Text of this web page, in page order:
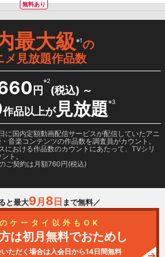
無料あり
最大級※1の
メ見放題作品数
円
※2
(税込) ～
作品以上が見放題※3
に国内定額動画配信サービスが配信していたアニ
音楽コンテンツの作品数を調査員がカウント。
における作品数のカウントにあたって、TVシリ
ト。
ご契約は月額760円(税込)
と最大9月 8日 まで無料／
ケータイ以外もOK
は初月無料でおためし
ただく場合は入会日から14日間無料